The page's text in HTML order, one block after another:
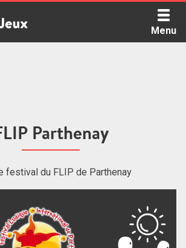
Menu
Parthenay
festival du FLIP de Parthenay